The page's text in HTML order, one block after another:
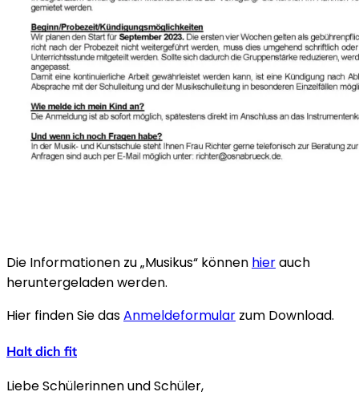
Die Informationen zu „Musikus“ können hierauch
heruntergeladen werden.
Hier finden Sie dasAnmeldeformular zum Download.
Halt dich fit
Liebe Schülerinnen und Schüler,